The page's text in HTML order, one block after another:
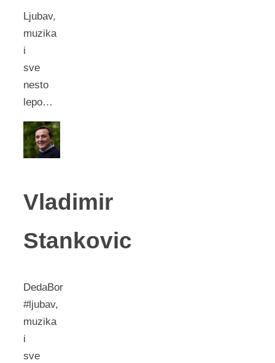
Ljubav,
muzika
i
sve
nesto
lepo…
Vladimir
Stankovic
DedaBor
#ljubav,
muzika
i
sve